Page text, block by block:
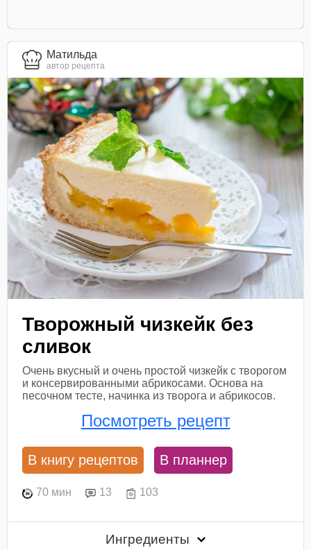
Матильда
автор рецепта
Творожный чизкейк без
сливок
Очень вкусный и очень простой чизкейк с творогом
и консервированными абрикосами. Основа на
песочном тесте, начинка из творога и абрикосов.
Посмотреть рецепт
В книгу рецептов В планнер
70 мин 13 103
Ингредиенты